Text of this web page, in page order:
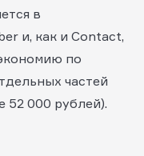
в
и, как и Contact,
по
частей
52 000 рублей).